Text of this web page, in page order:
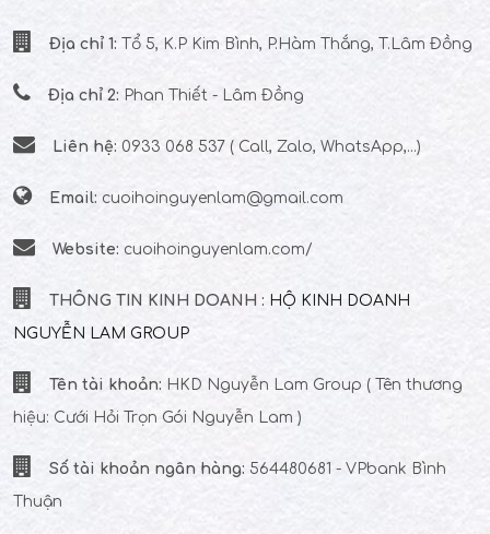
Địa chỉ 1: Tổ 5, K.P Kim Bình, P.Hàm Thắng, T.Lâm Đồng
Địa chỉ 2: Phan Thiết - Lâm Đồng
Liên hệ: 0933 068 537 ( Call, Zalo, WhatsApp,...)
Email: cuoihoinguyenlam@gmail.com
Website: cuoihoinguyenlam.com/
THÔNG TIN KINH DOANH : HỘ KINH DOANH
NGUYỄN LAM GROUP
Tên tài khoản: HKD Nguyễn Lam Group ( Tên thương
hiệu: Cưới Hỏi Trọn Gói Nguyễn Lam )
Số tài khoản ngân hàng: 564480681 - VPbank Bình
Thuận